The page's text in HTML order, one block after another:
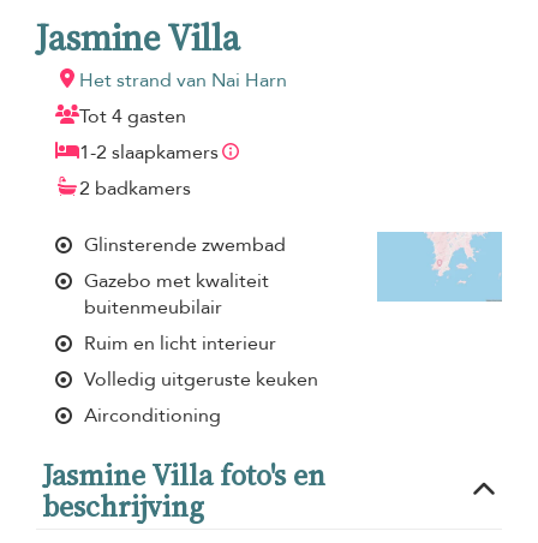
Jasmine Villa
Het strand van Nai Harn
Tot 4 gasten
1-2 slaapkamers
2 badkamers
Glinsterende zwembad
Gazebo met kwaliteit
buitenmeubilair
Ruim en licht interieur
Volledig uitgeruste keuken
Airconditioning
Jasmine Villa foto's en
beschrijving